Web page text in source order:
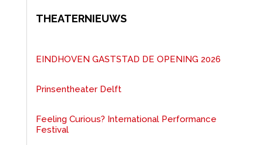
THEATERNIEUWS
EINDHOVEN GASTSTAD DE OPENING 2026
Prinsentheater Delft
Feeling Curious? International Performance
Festival